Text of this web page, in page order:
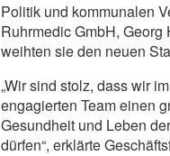
Politik und kommunalen
Ruhrmedic GmbH,
weihten sie den neuen
„Wir sind stolz, dass wir
engagierten Team einen
Gesundheit und Leben
dürfen“, erklärte